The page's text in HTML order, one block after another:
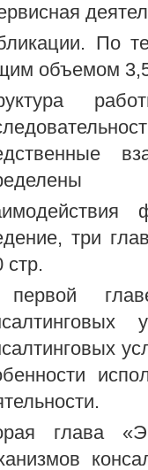
По
объемом
три
стр.
глава